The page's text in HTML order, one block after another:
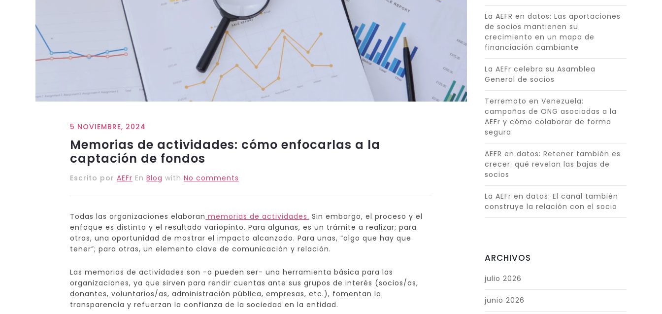
5 NOVIEMBRE, 2024
Memorias de actividades: cómo enfocarlas a la
captación de fondos
Escrito porAEFr EnBlog withNo comments
Todas las organizaciones elaboran memorias de actividades. Sin embargo, el proceso y el
enfoque es distinto y el resultado variopinto. Para algunas, es un trámite a realizar; para
otras, una oportunidad de mostrar el impacto alcanzado. Para unas, “algo que hay que
tener”; para otras, un elemento clave de comunicación y relación.
Las memorias de actividades son -o pueden ser- una herramienta básica para las
organizaciones, ya que sirven para rendir cuentas ante sus grupos de interés (socios/as,
donantes, voluntarios/as, administración pública, empresas, etc.), fomentan la
transparencia y refuerzan la confianza de la sociedad en la entidad.
La AEFR en datos: Las aportaciones
de socios mantienen su
crecimiento en un mapa de
financiación cambiante
La AEFr celebra su Asamblea
General de socios
Terremoto en Venezuela:
campañas de ONG asociadas a la
AEFr y cómo colaborar de forma
segura
AEFR en datos: Retener también es
crecer: qué revelan las bajas de
socios
La AEFr en datos: El canal también
construye la relación con el socio
ARCHIVOS
julio 2026
junio 2026